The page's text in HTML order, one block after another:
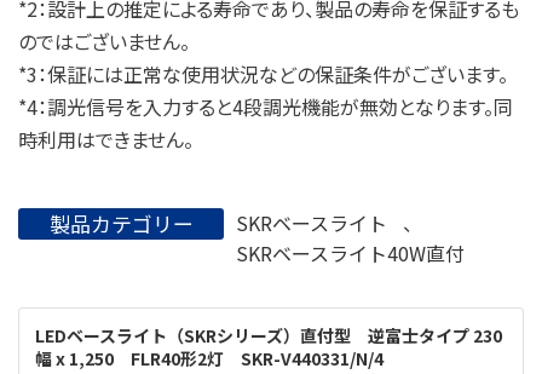
*2：設計上の推定による寿命であり、製品の寿命を保証するも
のではございません。
*3：保証には正常な使用状況などの保証条件がございます。
*4：調光信号を入力すると4段調光機能が無効となります。同
時利用はできません。
製品カテゴリー SKRベースライト
、
SKRベースライト40W直付
LEDベースライト（SKRシリーズ）直付型 逆富士タイプ 230
幅 x 1,250 FLR40形2灯 SKR-V440331/N/4